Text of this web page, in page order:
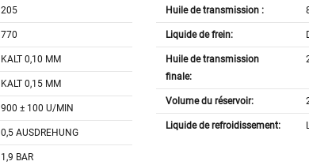
205
770
KALT 0,10 MM
KALT 0,15 MM
900 ± 100 U/MIN
0,5 AUSDREHUNG
1,9 BAR
Huile de transmission :
Liquide de frein:
Huile de transmission
finale:
Volume du réservoir:
Liquide de refroidissement: